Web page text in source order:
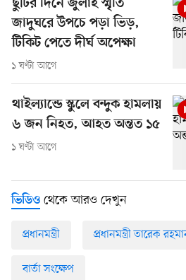
ছুটির দিনে জুলাই স্মৃতি
জাদুঘরে উপচে পড়া ভিড়,
টিকিট পেতে দীর্ঘ অপেক্ষা
১ ঘণ্টা আগে
থাইল্যান্ডে স্কুলে বন্দুক হামলায়
৬ জন নিহত, আহত অন্তত ১৫
১ ঘণ্টা আগে
ভিডিও থেকে আরও দেখুন
প্রধানমন্ত্রী প্রধানমন্ত্রী তারেক
বার্তা সংক্ষেপ